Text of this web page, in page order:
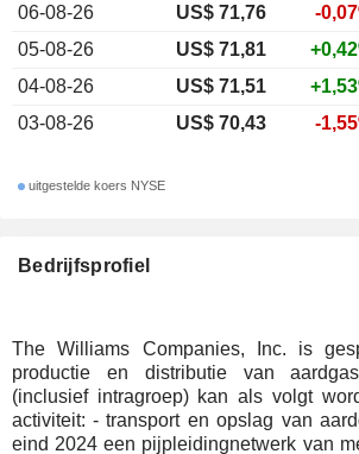
Bedrijfsprofiel
The Williams Companies, Inc. is
productie en distributie van
(inclusief intragroep) kan als volgt
activiteit: - transport en opslag van aardgas (80,7%): bezat
eind 2024 een pijpleidingnetwerk van
06-08-26
US$ 71,76 -
05-08-26
US$ 71,81
04-08-26
US$ 71,51
03-08-26
US$ 70,43 -
uitgestelde koers NYSE